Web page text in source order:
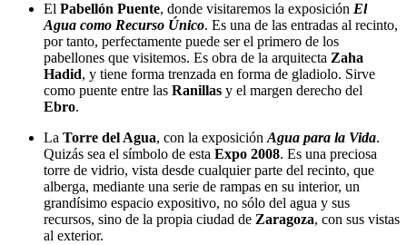
El Pabellón Puente, donde visitaremos la exposición El
Agua como Recurso Único. Es una de las entradas al recinto,
por tanto, perfectamente puede ser el primero de los
pabellones que visitemos. Es obra de la arquitecta Zaha
Hadid, y tiene forma trenzada en forma de gladiolo. Sirve
como puente entre las Ranillas y el margen derecho del
Ebro.
La Torre del Agua, con la exposición Agua para la Vida.
Quizás sea el símbolo de esta Expo 2008. Es una preciosa
torre de vidrio, vista desde cualquier parte del recinto, que
alberga, mediante una serie de rampas en su interior, un
grandísimo espacio expositivo, no sólo del agua y sus
recursos, sino de la propia ciudad de Zaragoza, con sus vistas
al exterior.